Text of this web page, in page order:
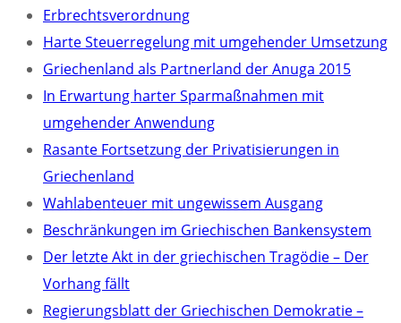
Erbrechtsverordnung
Harte Steuerregelung mit umgehender Umsetzung
Griechenland als Partnerland der Anuga 2015
In Erwartung harter Sparmaßnahmen mit
umgehender Anwendung
Rasante Fortsetzung der Privatisierungen in
Griechenland
Wahlabenteuer mit ungewissem Ausgang
Beschränkungen im Griechischen Bankensystem
Der letzte Akt in der griechischen Tragödie – Der
Vorhang fällt
Regierungsblatt der Griechischen Demokratie –